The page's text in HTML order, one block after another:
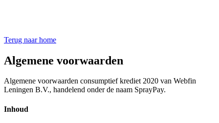
Terug naar home
Algemene voorwaarden
Algemene voorwaarden consumptief krediet 2020 van Webfin
Leningen B.V., handelend onder de naam SprayPay.
Inhoud